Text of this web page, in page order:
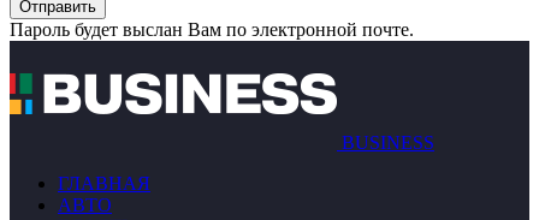
Пароль будет выслан Вам по электронной почте.
BUSINESS
ГЛАВНАЯ
АВТО